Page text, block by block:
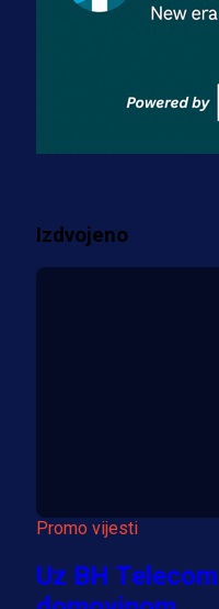
Premijer liga BiH
za pranje
prostorije
Izdvojeno
Promo vijesti
Uz BH